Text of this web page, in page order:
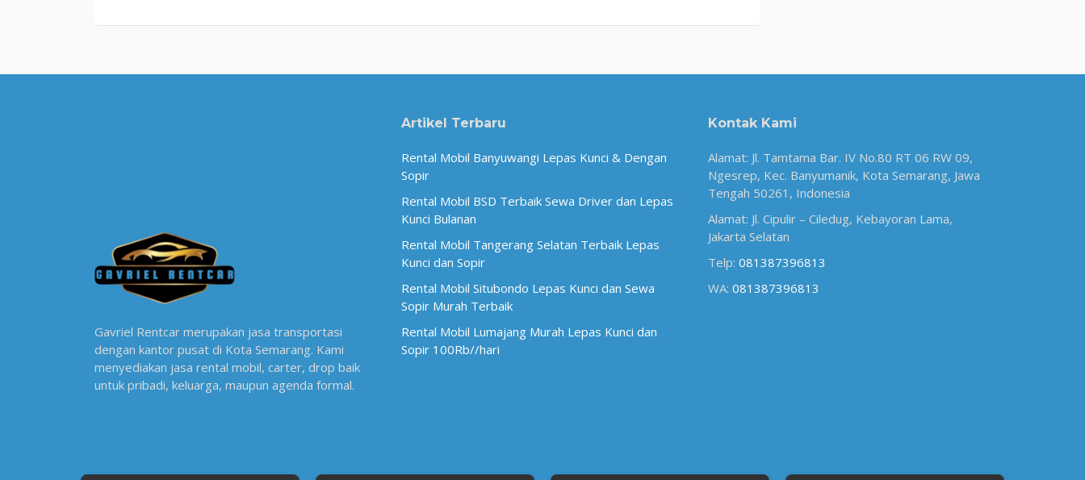
Gavriel Rentcar merupakan jasa transportasi
dengan kantor pusat di Kota Semarang. Kami
menyediakan jasa rental mobil, carter, drop baik
untuk pribadi, keluarga, maupun agenda formal.
Artikel Terbaru
Rental Mobil Banyuwangi Lepas Kunci & Dengan
Sopir
Rental Mobil BSD Terbaik Sewa Driver dan Lepas
Kunci Bulanan
Rental Mobil Tangerang Selatan Terbaik Lepas
Kunci dan Sopir
Rental Mobil Situbondo Lepas Kunci dan Sewa
Sopir Murah Terbaik
Rental Mobil Lumajang Murah Lepas Kunci dan
Sopir 100Rb//hari
Kontak Kami
Alamat: Jl. Tamtama Bar. IV No.80 RT 06 RW 09,
Ngesrep, Kec. Banyumanik, Kota Semarang, Jawa
Tengah 50261, Indonesia
Alamat: Jl. Cipulir – Ciledug, Kebayoran Lama,
Jakarta Selatan
Telp: 081387396813
WA: 081387396813